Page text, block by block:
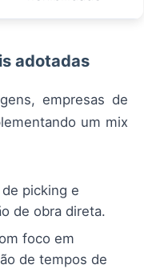
adotadas
empresas de
um mix
picking e
de obra direta.
foco em
de tempos de